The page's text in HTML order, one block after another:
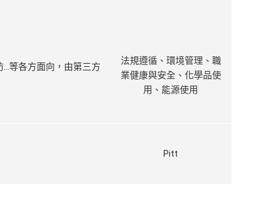
等各方面向，由第三方
法規遵循、環境管理、職
業健康與安全、化學品使
用、能源使用
Pitt